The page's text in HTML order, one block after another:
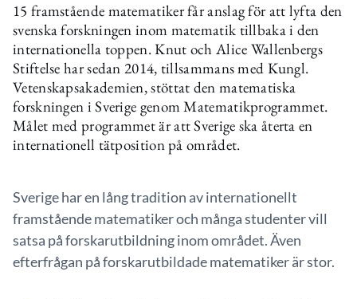
15 framstående matematiker får anslag för att lyfta den
svenska forskningen inom matematik tillbaka i den
internationella toppen. Knut och Alice Wallenbergs
Stiftelse har sedan 2014, tillsammans med Kungl.
Vetenskapsakademien, stöttat den matematiska
forskningen i Sverige genom Matematikprogrammet.
Målet med programmet är att Sverige ska återta en
internationell tätposition på området.
Sverige har en lång tradition av internationellt
framstående matematiker och många studenter vill
satsa på forskarutbildning inom området. Även
efterfrågan på forskarutbildade matematiker är stor.